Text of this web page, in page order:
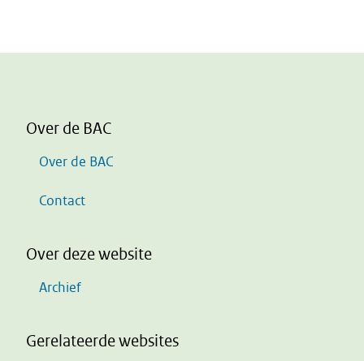
Over de BAC
Over de BAC
Contact
Over deze website
Archief
Gerelateerde websites